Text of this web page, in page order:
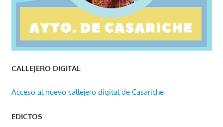
CALLEJERO DIGITAL
Acceso al nuevo callejero digital de Casariche
EDICTOS